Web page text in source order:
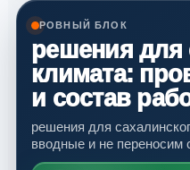
РОВНЫЙ БЛОК
решения для
климата:
и состав
решения для
вводные и не